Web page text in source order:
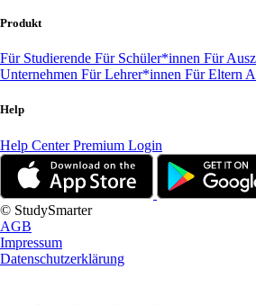
Produkt
Für Studierende Für Schüler*innen Für
Unternehmen Für Lehrer*innen Für Eltern
Help
Help CenterPremium Login
© StudySmarter
AGB
Impressum
Datenschutzerklärung